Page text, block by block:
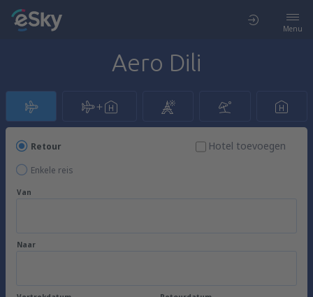
Menu
Aero Dili
Retour
Enkele reis
Hotel toevoegen
Van
Naar